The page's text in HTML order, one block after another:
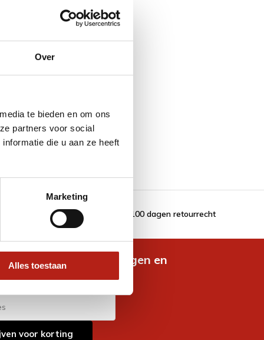
Over
te bieden en om ons
partners voor social
die u aan ze heeft
Marketing
Alles toestaan
100 dagen retourrecht
nieuwste aanbiedingen en
voor korting